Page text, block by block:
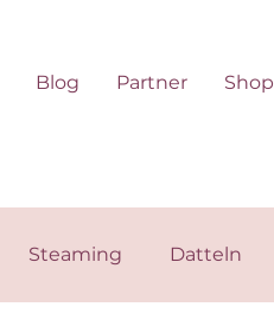
Blog Partner Shop
Steaming Datteln